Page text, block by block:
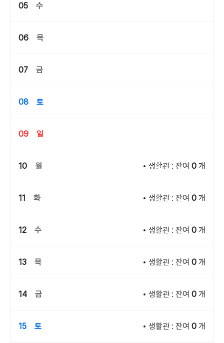
05 수
06 목
07 금
08 토
09 일
10 월 생활관 : 잔여 0 개
11 화 생활관 : 잔여 0 개
12 수 생활관 : 잔여 0 개
13 목 생활관 : 잔여 0 개
14 금 생활관 : 잔여 0 개
15 토 생활관 : 잔여 0 개